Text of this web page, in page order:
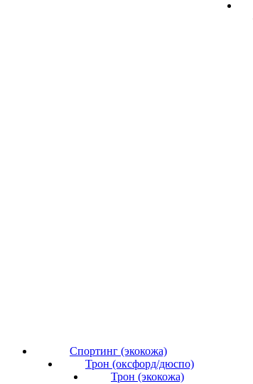
Спортинг (экокожа)
Трон (оксфорд/дюспо)
Трон (экокожа)